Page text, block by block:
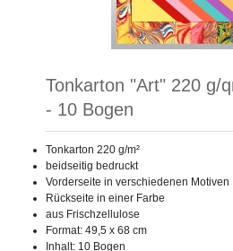
Tonkarton "Art" 220 g/
- 10 Bogen
Tonkarton 220 g/m²
beidseitig bedruckt
Vorderseite in verschiedenen Motiven
Rückseite in einer Farbe
aus Frischzellulose
Format: 49,5 x 68 cm
Inhalt: 10 Bogen